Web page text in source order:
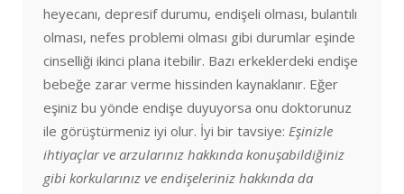
heyecanı, depresif durumu, endişeli olması, bulantılı
olması, nefes problemi olması gibi durumlar eşinde
cinselliği ikinci plana itebilir. Bazı erkeklerdeki endişe
bebeğe zarar verme hissinden kaynaklanır. Eğer
eşiniz bu yönde endişe duyuyorsa onu doktorunuz
ile görüştürmeniz iyi olur. İyi bir tavsiye: Eşinizle
ihtiyaçlar ve arzularınız hakkında konuşabildiğiniz
gibi korkularınız ve endişeleriniz hakkında da